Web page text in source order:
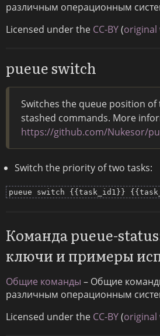
различным операционным
Licensed under the CC-BY(original
pueue switch
Switches the queue position
stashed commands. More
https://github.com/Nukesor/
Switch the priority of two tasks:
pueue switch {{task_id1}}
Команда pueue-
ключи и примеры
Общие команды – Общие
различным операционным
Licensed under the CC-BY(original